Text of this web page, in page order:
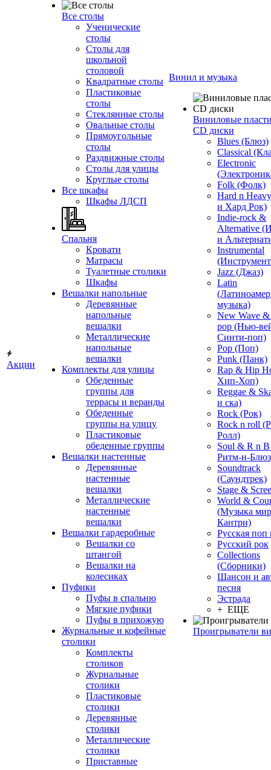
Акции
Все столы
Ученические
столы
Столы для
школьной
столовой
Квадратные столы
Пластиковые
столы
Стеклянные столы
Овальные столы
Прямоугольные
столы
Раздвижные столы
Столы для улицы
Круглые столы
Все шкафы
Шкафы ЛДСП
Спальня
Кровати
Матрасы
Туалетные столики
Шкафы
Вешалки напольные
Деревянные
напольные
вешалки
Металлические
напольные
вешалки
Комплекты для улицы
Обеденные
группы для
террасы и веранды
Обеденные
группы на улицу
Пластиковые
обеденные группы
Вешалки настенные
Деревянные
настенные
вешалки
Металлические
настенные
вешалки
Вешалки гардеробные
Вешалки со
штангой
Вешалки на
колесиках
Пуфики
Пуфы в спальню
Мягкие пуфики
Пуфы в прихожую
Журнальные и кофейные
столики
Комплекты
столиков
Журнальные
столики
Пластиковые
столики
Деревянные
столики
Металлические
столики
Приставные
Винил и музыка
Виниловые
CD диски
Blues (Блюз)
Classical
Electronic
Folk (Фолк)
Hard n
и Хард Рок)
Indie-rock &
Alternative
и
Instrumental
Jazz (Джаз)
Latin
музыка)
New Wave
pop (Нью-
Синти-поп)
Pop (Поп)
Punk (Панк)
Rap & Hip
Хип-Хоп)
Reggae &
и ска)
Rock (Рок)
Rock n roll
Ролл)
Soul & R n
Ритм-н-
Soundtrack
(Саундтрек)
Stage &
World &
(Музыка
Кантри)
Русская поп
Русский рок
Сollections
(Сборники)
Шансон и
песня
Эстрада
+ ЕЩЕ
Проигрыватели